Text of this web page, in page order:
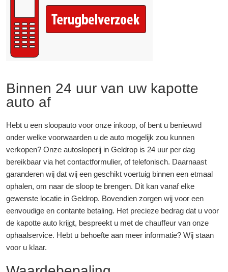
Binnen 24 uur van uw kapotte
auto af
Hebt u een sloopauto voor onze inkoop, of bent u benieuwd
onder welke voorwaarden u de auto mogelijk zou kunnen
verkopen? Onze autosloperij in Geldrop is 24 uur per dag
bereikbaar via het contactformulier, of telefonisch. Daarnaast
garanderen wij dat wij een geschikt voertuig binnen een etmaal
ophalen, om naar de sloop te brengen. Dit kan vanaf elke
gewenste locatie in Geldrop. Bovendien zorgen wij voor een
eenvoudige en contante betaling. Het precieze bedrag dat u voor
de kapotte auto krijgt, bespreekt u met de chauffeur van onze
ophaalservice. Hebt u behoefte aan meer informatie? Wij staan
voor u klaar.